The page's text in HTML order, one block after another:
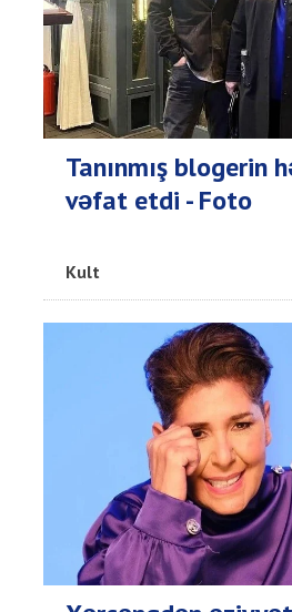
Tanınmış blogerin
vəfat etdi - Foto
Kult